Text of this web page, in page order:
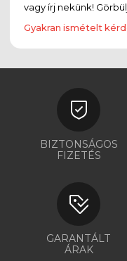
vagy írj nekünk!
Gyakran ismételt
BIZTONSÁGOS
FIZETÉS
GARANTÁLT
ÁRAK